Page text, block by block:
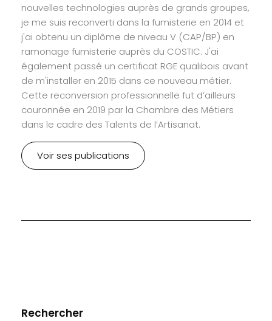
nouvelles technologies auprès de grands groupes,
je me suis reconverti dans la fumisterie en 2014 et
j'ai obtenu un diplôme de niveau V (CAP/BP) en
ramonage fumisterie auprès du COSTIC. J'ai
également passé un certificat RGE qualibois avant
de m'installer en 2015 dans ce nouveau métier.
Cette reconversion professionnelle fut d’ailleurs
couronnée en 2019 par la Chambre des Métiers
dans le cadre des Talents de l’Artisanat.
Voir ses publications
Rechercher